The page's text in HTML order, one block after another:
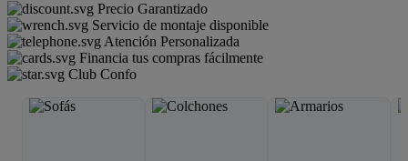
Precio Garantizado
Servicio de montaje disponible
Atención Personalizada
Financia tus compras fácilmente
Club Confo